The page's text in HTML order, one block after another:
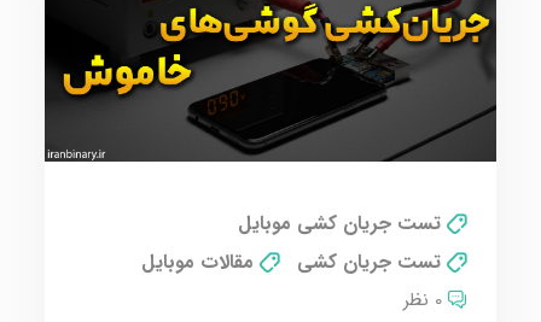
تست جریان کشی موبایل
تست جریان کشی
مقالات موبایل
0 نظر